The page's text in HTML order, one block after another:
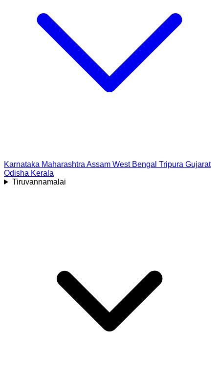
Karnataka Maharashtra Assam West Bengal Tripura Gujarat
Odisha Kerala
Tiruvannamalai